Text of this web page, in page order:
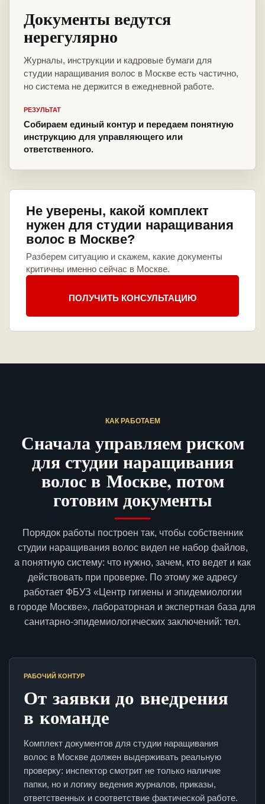
Документы ведутся
нерегулярно
Журналы, инструкции и кадровые бумаги для
студии наращивания волос в Москве есть частично,
но система не держится в ежедневной работе.
РЕЗУЛЬТАТ
Собираем единый контур и передаем понятную
инструкцию для управляющего или
ответственного.
Не уверены, какой комплект
нужен для студии наращивания
волос в Москве?
Разберем ситуацию и скажем, какие документы
критичны именно сейчас в Москве.
ПОЛУЧИТЬ КОНСУЛЬТАЦИЮ
КАК РАБОТАЕМ
Сначала управляем риском
для студии наращивания
волос в Москве, потом
готовим документы
Порядок работы построен так, чтобы собственник
студии наращивания волос видел не набор файлов,
а понятную систему: что нужно, зачем, кто ведет и как
действовать при проверке. По этому же адресу
работает ФБУЗ «Центр гигиены и эпидемиологии
в городе Москве», лабораторная и экспертная база для
санитарно-эпидемиологических заключений: тел.
РАБОЧИЙ КОНТУР
От заявки до внедрения
в команде
Комплект документов для студии наращивания
волос в Москве должен выдерживать реальную
проверку: инспектор смотрит не только наличие
папки, но и логику ведения журналов, приказы,
ответственных и соответствие фактической работе.